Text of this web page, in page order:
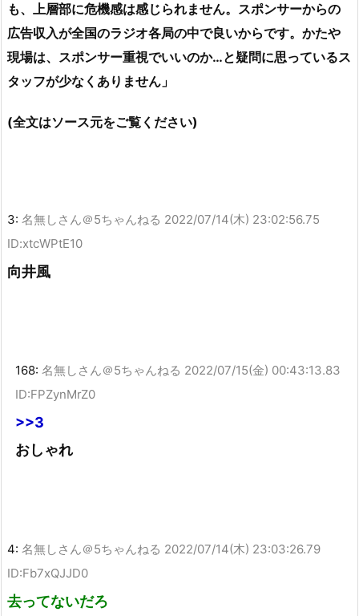
も、上層部に危機感は感じられません。スポンサーからの
広告収入が全国のラジオ各局の中で良いからです。かたや
現場は、スポンサー重視でいいのか…と疑問に思っているス
タッフが少なくありません」
(全文はソース元をご覧ください)
3: 名無しさん＠5ちゃんねる 2022/07/14(木) 23:02:56.75
ID:xtcWPtE10
向井風
168: 名無しさん＠5ちゃんねる 2022/07/15(金) 00:43:13.83
ID:FPZynMrZ0
>>3
おしゃれ
4: 名無しさん＠5ちゃんねる 2022/07/14(木) 23:03:26.79
ID:Fb7xQJJD0
去ってないだろ